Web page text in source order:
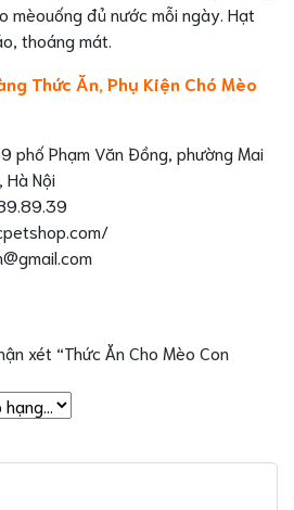
mèouống đủ nước mỗi ngày. Hạt
thoáng mát.
Thức Ăn, Phụ Kiện Chó Mèo
phố Phạm Văn Đồng, phường Mai
Hà Nội
xét “Thức Ăn Cho Mèo Con